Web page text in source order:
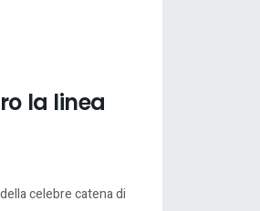
la linea
celebre catena di